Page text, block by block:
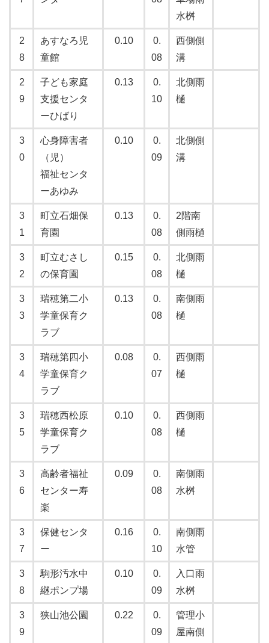
水桝
2
8
あすなろ児
童館
0.10
0.
08
西側側
溝
2
9
子ども家庭
支援センタ
ーひばり
0.13
0.
10
北側雨
樋
3
0
心身障害者
（児）
福祉センタ
ーあゆみ
0.10
0.
09
北側側
溝
3
1
町立石畑保
育園
0.13
0.
08
2階南
側雨樋
3
2
町立むさし
の保育園
0.15
0.
08
北側雨
樋
3
3
瑞穂第二小
学童保育ク
ラブ
0.13
0.
08
南側雨
樋
3
4
瑞穂第四小
学童保育ク
ラブ
0.08
0.
07
西側雨
樋
3
5
瑞穂西松原
学童保育ク
ラブ
0.10
0.
08
西側雨
樋
3
6
高齢者福祉
センター寿
楽
0.09
0.
08
南側雨
水桝
3
7
保健センタ
ー
0.16
0.
10
南側雨
水管
3
8
駒形汚水中
継ポンプ場
0.10
0.
09
入口雨
水桝
3
9
狭山池公園 0.22
0.
09
管理小
屋南側